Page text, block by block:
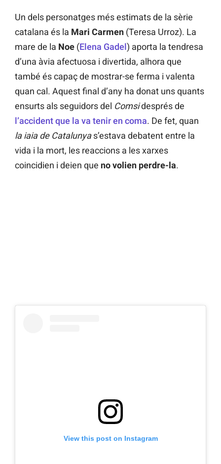
Un dels personatges més estimats de la sèrie
catalana és la Mari Carmen (Teresa Urroz). La
mare de la Noe (Elena Gadel) aporta la tendresa
d’una àvia afectuosa i divertida, alhora que
també és capaç de mostrar-se ferma i valenta
quan cal. Aquest final d’any ha donat uns quants
ensurts als seguidors del Comsidesprés de
l’accident que la va tenir en coma. De fet, quan
la iaia de Catalunyas’estava debatent entre la
vida i la mort, les reaccions a les xarxes
coincidien i deien que no volien perdre-la.
View this post on Instagram